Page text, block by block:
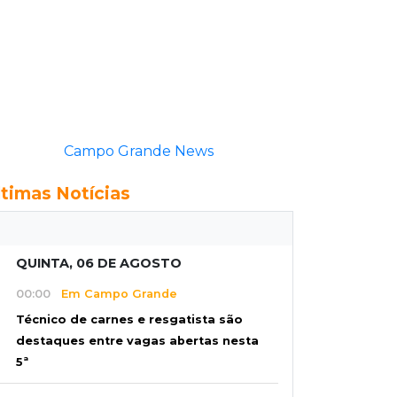
Campo Grande News
Notícias
QUINTA, 06 DE AGOSTO
00:00 Em Campo Grande
Técnico de carnes e resgatista são
destaques entre vagas abertas nesta
5ª